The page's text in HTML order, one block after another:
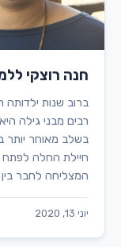
חנה רוצקי
ברוב שנות ילדותה
רבים מבני גילה
בשלב מאוחר יותר
חיילת החלה לפתח
המצליחה לחבר בין
יוני 13, 2020